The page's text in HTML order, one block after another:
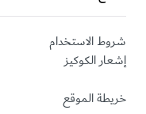
الاستخدام
الكوكيز
الموقع